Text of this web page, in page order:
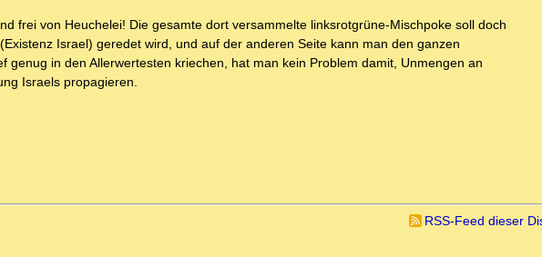
frei von Heuchelei! Die gesamte dort versammelte linksrotgrüne-Mischpoke soll doch
Israel) geredet wird, und auf der anderen Seite kann man den ganzen
in den Allerwertesten kriechen, hat man kein Problem damit, Unmengen an
Israels propagieren.
RSS-Feed dieser